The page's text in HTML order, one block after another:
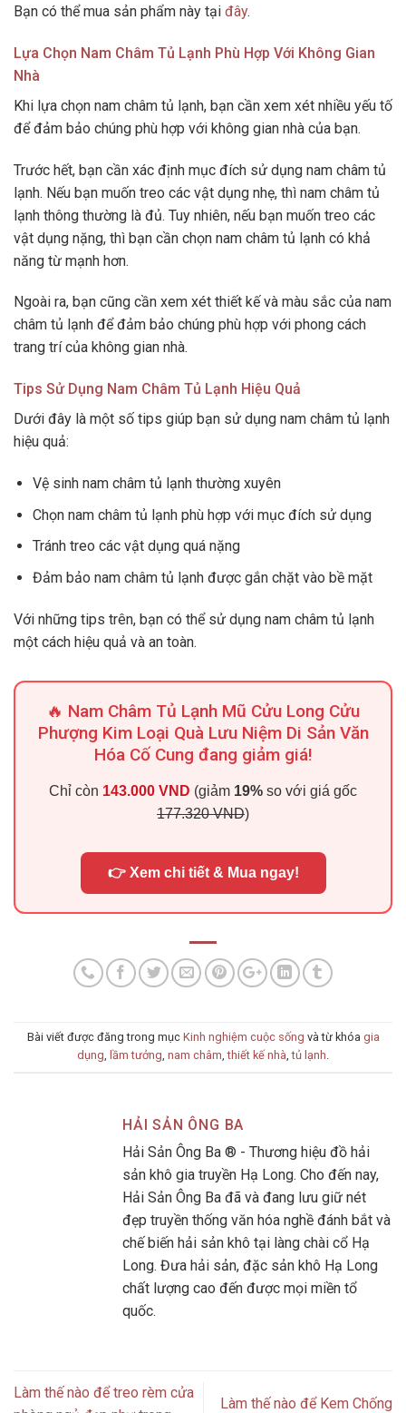
Bạn có thể mua sản phẩm này tại đây.
Lựa Chọn Nam Châm Tủ Lạnh Phù Hợp Với Không Gian
Nhà
Khi lựa chọn nam châm tủ lạnh, bạn cần xem xét nhiều yếu tố
để đảm bảo chúng phù hợp với không gian nhà của bạn.
Trước hết, bạn cần xác định mục đích sử dụng nam châm tủ
lạnh. Nếu bạn muốn treo các vật dụng nhẹ, thì nam châm tủ
lạnh thông thường là đủ. Tuy nhiên, nếu bạn muốn treo các
vật dụng nặng, thì bạn cần chọn nam châm tủ lạnh có khả
năng từ mạnh hơn.
Ngoài ra, bạn cũng cần xem xét thiết kế và màu sắc của nam
châm tủ lạnh để đảm bảo chúng phù hợp với phong cách
trang trí của không gian nhà.
Tips Sử Dụng Nam Châm Tủ Lạnh Hiệu Quả
Dưới đây là một số tips giúp bạn sử dụng nam châm tủ lạnh
hiệu quả:
Vệ sinh nam châm tủ lạnh thường xuyên
Chọn nam châm tủ lạnh phù hợp với mục đích sử dụng
Tránh treo các vật dụng quá nặng
Đảm bảo nam châm tủ lạnh được gắn chặt vào bề mặt
Với những tips trên, bạn có thể sử dụng nam châm tủ lạnh
một cách hiệu quả và an toàn.
🔥 Nam Châm Tủ Lạnh Mũ Cửu Long Cửu
Phượng Kim Loại Quà Lưu Niệm Di Sản Văn
Hóa Cố Cung đang giảm giá!
Chỉ còn 143.000 VND (giảm 19% so với giá gốc
177.320 VND)
👉 Xem chi tiết & Mua ngay!
Bài viết được đăng trong mục Kinh nghiệm cuộc sống và từ khóa gia
dụng, lầm tưởng, nam châm,thiết kế nhà,tủ lạnh.
HẢI SẢN ÔNG BA
Hải Sản Ông Ba ® - Thương hiệu đồ hải
sản khô gia truyền Hạ Long. Cho đến nay,
Hải Sản Ông Ba đã và đang lưu giữ nét
đẹp truyền thống văn hóa nghề đánh bắt và
chế biến hải sản khô tại làng chài cổ Hạ
Long. Đưa hải sản, đặc sản khô Hạ Long
chất lượng cao đến được mọi miền tổ
quốc.
Làm thế nào để treo rèm cửa
Làm thế nào để Kem Chống